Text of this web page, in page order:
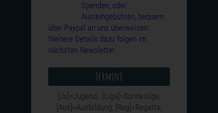
Spenden, oder
Ausleihgebühren, bequem
über Paypal an uns überweisen.
Weitere Details dazu folgen im
nächsten Newsletter.
Termine
[Ju]=Jugend, [Liga]=Bundesliga,
[Aus]=Ausbildung, [Reg]=Regatta,